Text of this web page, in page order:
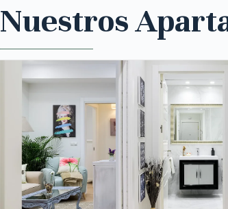
Nuestros